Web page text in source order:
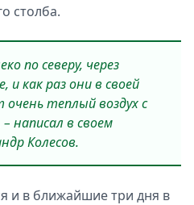
столба.
по северу, через
и как раз они в своей
теплый воздух с
написал в своем
Колесов.
и в ближайшие три дня в